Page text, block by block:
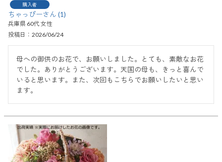
購入者
ちゃっぴー 1
兵庫県 60代女性
投稿日
2026/06/24
母への御供のお花で、お願いしました。とても、素敵なお花
でした。ありがとうございます。天国の母も、きっと喜んで
いると思います。また、次回もこちらでお願いしたいと思い
ます。